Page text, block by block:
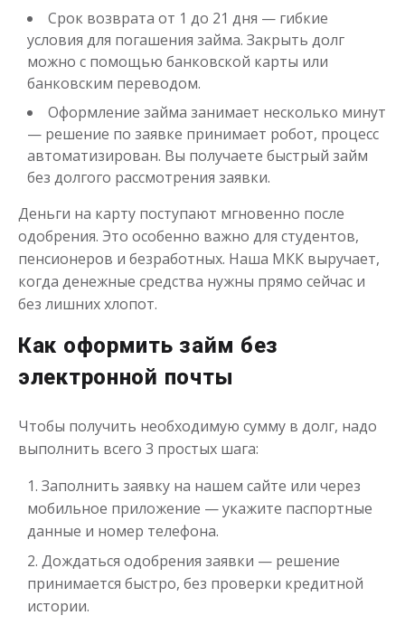
Деньги до зарплаты
Сумма до50 000₽
Срок от 1 до 21 дня
Получить
Займ без почты
Срок от 1до 21 дня
Срок возврата от 1 до 21 дня — гибкие
условия для погашения займа. Закрыть долг
можно с помощью банковской карты или
банковским переводом.
Оформление займа занимает несколько минут
— решение по заявке принимает робот, процесс
автоматизирован. Вы получаете быстрый займ
без долгого рассмотрения заявки.
Деньги на карту поступают мгновенно после
одобрения. Это особенно важно для студентов,
пенсионеров и безработных. Наша МКК выручает,
когда денежные средства нужны прямо сейчас и
без лишних хлопот.
Как оформить займ без
электронной почты
Чтобы получить необходимую сумму в долг, надо
выполнить всего 3 простых шага:
Заполнить заявку на нашем сайте или через
мобильное приложение — укажите паспортные
данные и номер телефона.
Дождаться одобрения заявки — решение
принимается быстро, без проверки кредитной
истории.